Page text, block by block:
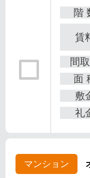
階
賃
間
面
敷
礼
マンション